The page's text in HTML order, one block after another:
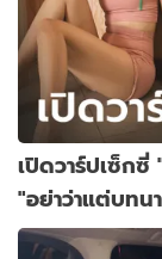
เปิดวาร์ปเซ็กซี่
"อย่าว่าแต่บทน